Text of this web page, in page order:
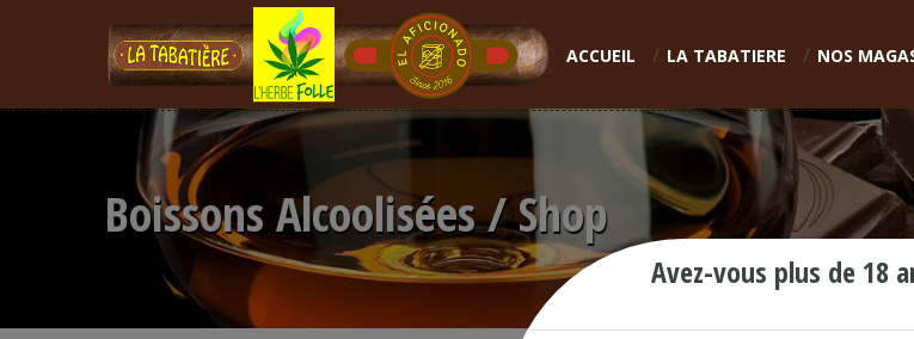
ACCUEIL LA TABATIERE NOS
Boissons Alcoolisées / Shop
Avez-vous plus de 18